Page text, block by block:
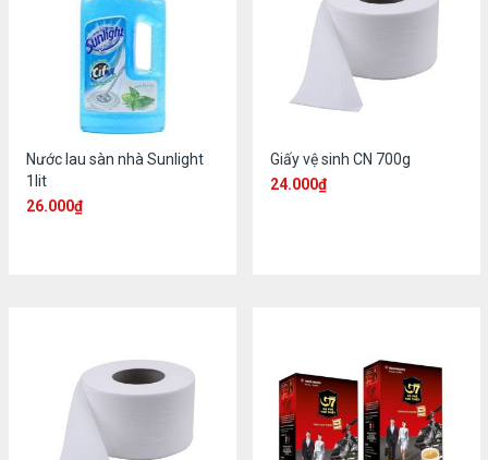
Nước lau sàn nhà Sunlight
1lit
26.000₫
Giấy vệ sinh CN 700g
24.000₫